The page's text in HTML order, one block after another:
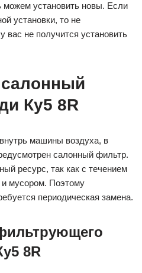
установить новы. Если
установки, то не
вас не получится установить
салонный
Ку5 8R
машины воздуха, в
салонный фильтр.
ресурс, так как с течением
мусором. Поэтому
периодическая замена.
8R